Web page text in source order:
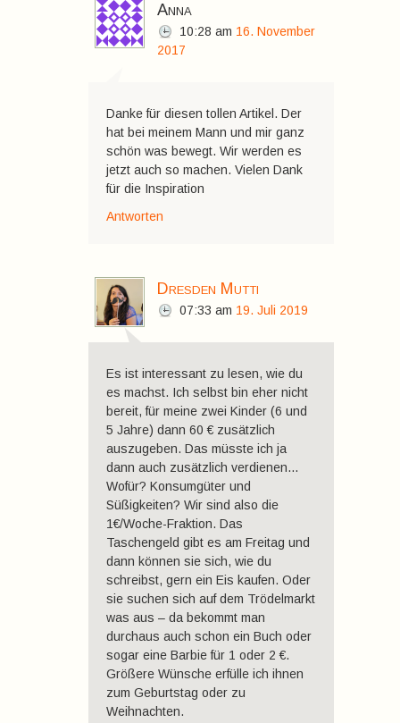
Anna
10:28 am 16. November
2017
Danke für diesen tollen Artikel. Der
hat bei meinem Mann und mir ganz
schön was bewegt. Wir werden es
jetzt auch so machen. Vielen Dank
für die Inspiration
Antworten
Dresden Mutti
07:33 am 19. Juli 2019
Es ist interessant zu lesen, wie du
es machst. Ich selbst bin eher nicht
bereit, für meine zwei Kinder (6 und
5 Jahre) dann 60 € zusätzlich
auszugeben. Das müsste ich ja
dann auch zusätzlich verdienen…
Wofür? Konsumgüter und
Süßigkeiten? Wir sind also die
1€/Woche-Fraktion. Das
Taschengeld gibt es am Freitag und
dann können sie sich, wie du
schreibst, gern ein Eis kaufen. Oder
sie suchen sich auf dem Trödelmarkt
was aus – da bekommt man
durchaus auch schon ein Buch oder
sogar eine Barbie für 1 oder 2 €.
Größere Wünsche erfülle ich ihnen
zum Geburtstag oder zu
Weihnachten.